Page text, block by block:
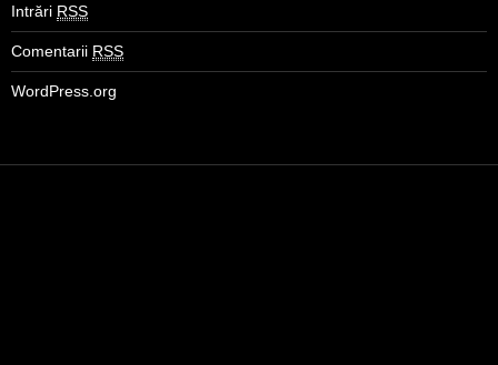
Intrări RSS
Comentarii RSS
WordPress.org